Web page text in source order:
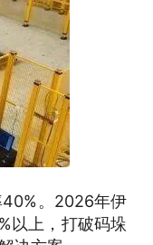
40%。2026年伊
以上，打破码垛